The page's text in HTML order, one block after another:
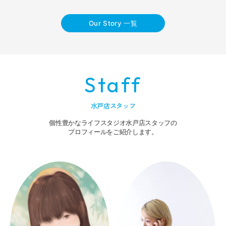
Our Story 一覧
Staff
水戸店スタッフ
個性豊かなライフスタジオ水戸店スタッフの
プロフィールをご紹介します。